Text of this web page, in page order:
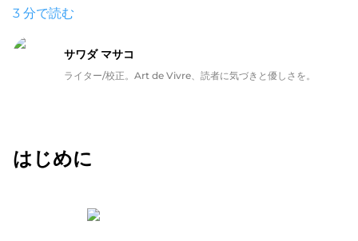
3 分で読む
サワダ マサコ
ライター/校正。Art de Vivre、読者に気づきと優しさを。
はじめに